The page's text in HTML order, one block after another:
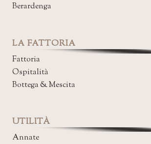
Berardenga
LA FATTORIA
Fattoria
Ospitalità
Bottega & Mescita
UTILITÀ
Annate